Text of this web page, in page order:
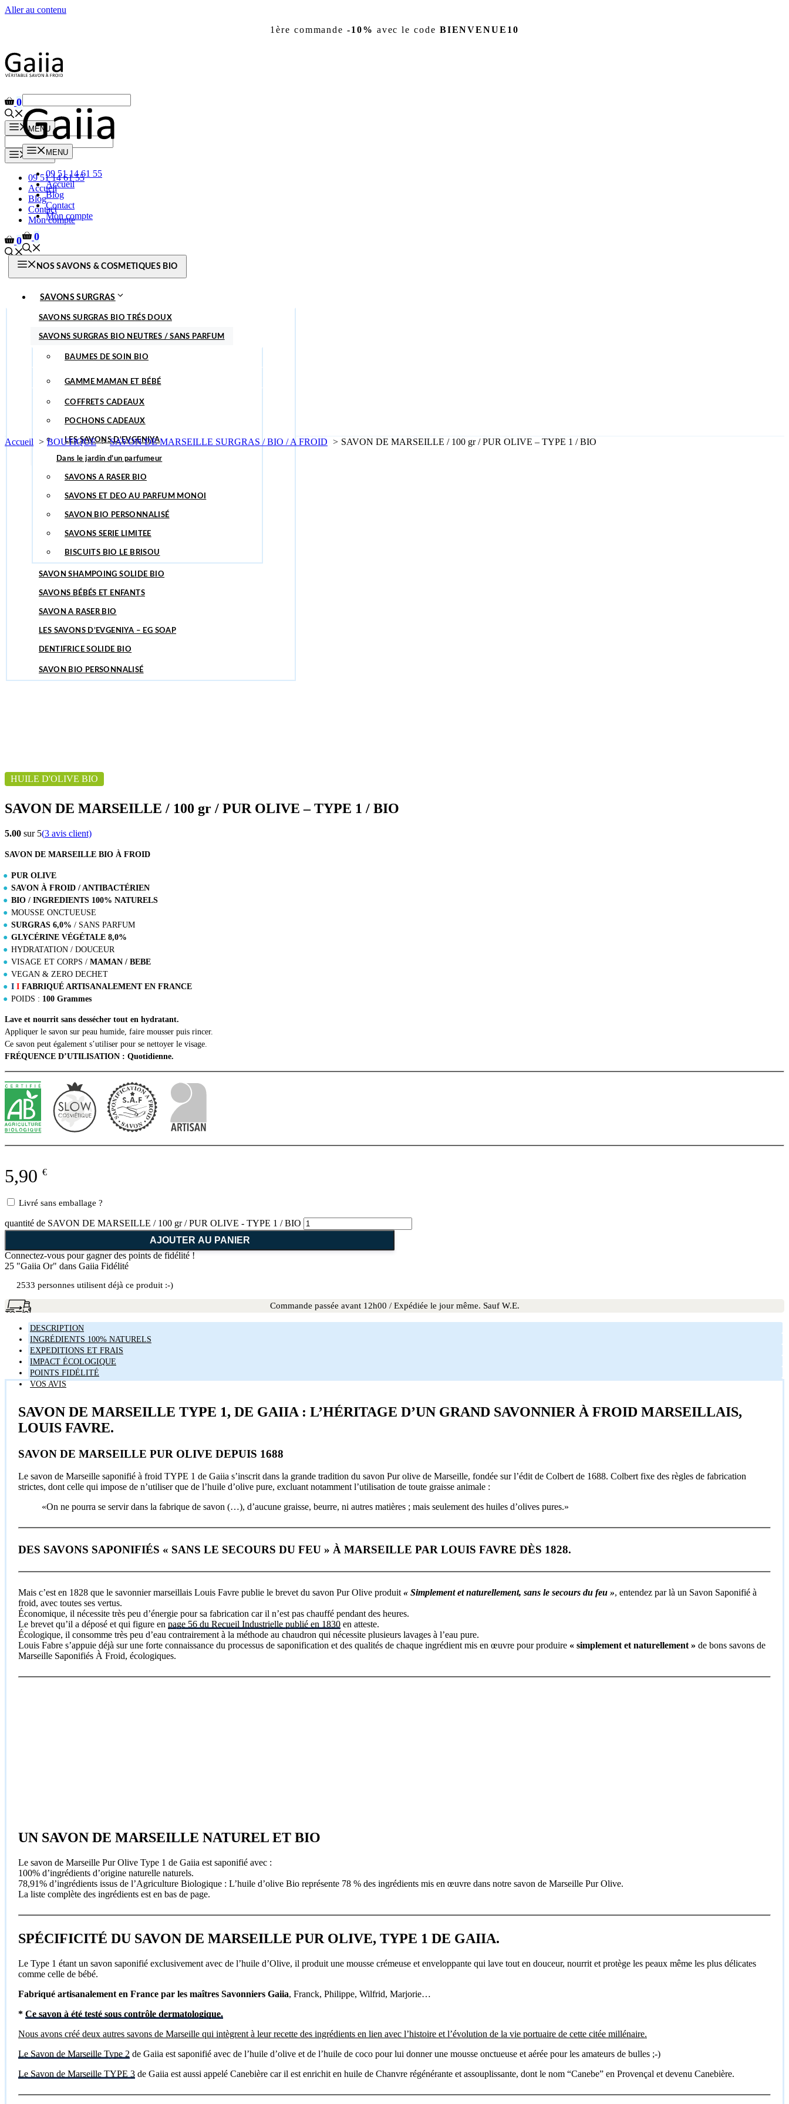
Aller au contenu
1ère commande-10% avec le code BIENVENUE10
0
MENU
MENU
09 51 14 61 55
Accueil
Blog
Contact
Mon compte
0
MENU
09 51 14 61 55
Accueil
Blog
Contact
Mon compte
0
NOS SAVONS & COSMETIQUES BIO
SAVONS SURGRAS
SAVONS SURGRAS BIO TRÉS DOUX
SAVONS SURGRAS BIO NEUTRES / SANS PARFUM
SAVON SURGRAS BIO AU CURCUMA
SAVON ARBORIMIX 17 PLANTES
SAVONS ET DEO AU PARFUM MONOI
SAVONS DE MARSEILLE BIO
SAVONS TYPE ALEP BIO
CHUTES DE SAVONS
SAVON MAINS
SAVON POUR LA VAISSELLE
SAVONS ET SOINS AU TILLEUL
SAVON SHAMPOING SOLIDE BIO
SAVONS BÉBÉS ET ENFANTS
SAVON A RASER BIO
LES SAVONS D’EVGENIYA – EG SOAP
DENTIFRICE SOLIDE BIO
SAVON BIO PERSONNALISÉ
DÉODORANTS
BAUMES ET HUILES DE SOINS
BAUMES DE SOIN BIO
BAUMES A LEVRES BIO
HUILES BIO
EAU DE ROSE DAMAS BIO
LES ROUTINES
GAMME MAMAN ET BÉBÉ
ROUTINES ECZÉMA ÉFFICACE !
SAVONS A RASER BIO
HUILES ÉMOLLIENTES BIO
IDÉES CADEAUX
COFFRETS CADEAUX
POCHONS CADEAUX
LES SAVONS D’EVGENIYA
Dans le jardin d’un parfumeur
SAVONS A RASER BIO
SAVONS ET DEO AU PARFUM MONOI
SAVON BIO PERSONNALISÉ
SAVONS SERIE LIMITEE
BISCUITS BIO LE BRISOU
ACCESSOIRES
QUEL PRODUIT / USAGES
Accueil BOUTIQUE SAVON DE MARSEILLE SURGRAS / BIO / A FROID SAVON DE MARSEILLE / 100 gr / PUR OLIVE – TYPE 1 / BIO
HUILE D'OLIVE BIO
SAVON DE MARSEILLE / 100 gr / PUR OLIVE – TYPE 1 / BIO
5.00 sur 5(3 avis client)
SAVON DE MARSEILLE BIO À FROID
PUR OLIVE
SAVON À FROID / ANTIBACTÉRIEN
BIO / INGREDIENTS 100% NATURELS
MOUSSE ONCTUEUSE
SURGRAS 6,0% / SANS PARFUM
GLYCÉRINE VÉGÉTALE 8,0%
HYDRATATION / DOUCEUR
VISAGE ET CORPS /MAMAN / BEBE
VEGAN & ZERO DECHET
I I FABRIQUÉ ARTISANALEMENT EN FRANCE
POIDS : 100 Grammes
Lave et nourrit sans dessécher tout en hydratant.
Appliquer le savon sur peau humide, faire mousser puis rincer.
Ce savon peut également s’utiliser pour se nettoyer le visage.
FRÉQUENCE D’UTILISATION : Quotidienne.
5,90 €
Livré sans emballage ?
quantité de SAVON DE MARSEILLE / 100 gr / PUR OLIVE - TYPE 1 / BIO
AJOUTER AU PANIER
Connectez-vous pour gagner des points de fidélité !
25 "Gaiia Or" dans Gaiia Fidélité
2533 personnes utilisent déjà ce produit :-)
Commande passée avant 12h00 / Expédiée le jour même. Sauf W.E.
DESCRIPTION
INGRÉDIENTS 100% NATURELS
EXPEDITIONS ET FRAIS
IMPACT ÉCOLOGIQUE
POINTS FIDÉLITÉ
VOS AVIS
SAVON DE MARSEILLE TYPE 1, DE GAIIA : L’HÉRITAGE D’UN GRAND SAVONNIER À FROID MARSEILLAIS,
LOUIS FAVRE.
SAVON DE MARSEILLE PUR OLIVE DEPUIS 1688
Le savon de Marseille saponifié à froid TYPE 1 de Gaiia s’inscrit dans la grande tradition du savon Pur olive de Marseille, fondée sur l’édit de Colbert de 1688. Colbert fixe des règles de fabrication
strictes, dont celle qui impose de n’utiliser que de l’huile d’olive pure, excluant notamment l’utilisation de toute graisse animale :
«On ne pourra se servir dans la fabrique de savon (…), d’aucune graisse, beurre, ni autres matières ; mais seulement des huiles d’olives pures.»
DES SAVONS SAPONIFIÉS « SANS LE SECOURS DU FEU » À MARSEILLE PAR LOUIS FAVRE DÈS 1828.
Mais c’est en 1828 que le savonnier marseillais Louis Favre publie le brevet du savon Pur Olive produit« Simplement et naturellement, sans le secours du feu », entendez par là un Savon Saponifié à
froid, avec toutes ses vertus.
Économique, il nécessite très peu d’énergie pour sa fabrication car il n’est pas chauffé pendant des heures.
Le brevet qu’il a déposé et qui figure en page 56 du Recueil Industrielle publié en 1830 en atteste.
Écologique, il consomme très peu d’eau contrairement à la méthode au chaudron qui nécessite plusieurs lavages à l’eau pure.
Louis Fabre s’appuie déjà sur une forte connaissance du processus de saponification et des qualités de chaque ingrédient mis en œuvre pour produire « simplement et naturellement » de bons savons de
Marseille Saponifiés À Froid, écologiques.
UN SAVON DE MARSEILLE NATUREL ET BIO
Le savon de Marseille Pur Olive Type 1 de Gaiia est saponifié avec :
100% d’ingrédients d’origine naturelle naturels.
78,91% d’ingrédients issus de l’Agriculture Biologique : L’huile d’olive Bio représente 78 % des ingrédients mis en œuvre dans notre savon de Marseille Pur Olive.
La liste complète des ingrédients est en bas de page.
SPÉCIFICITÉ DU SAVON DE MARSEILLE PUR OLIVE, TYPE 1 DE GAIIA.
Le Type 1 étant un savon saponifié exclusivement avec de l’huile d’Olive, il produit une mousse crémeuse et enveloppante qui lave tout en douceur, nourrit et protège les peaux même les plus délicates
comme celle de bébé.
Fabriqué artisanalement en France par les maîtres Savonniers Gaiia, Franck, Philippe, Wilfrid, Marjorie…
* Ce savon à été testé sous contrôle dermatologique.
Nous avons créé deux autres savons de Marseille qui intègrent à leur recette des ingrédients en lien avec l’histoire et l’évolution de la vie portuaire de cette citée millénaire.
Le Savon de Marseille Type 2 de Gaiia est saponifié avec de l’huile d’olive et de l’huile de coco pour lui donner une mousse onctueuse et aérée pour les amateurs de bulles ;-)
Le Savon de Marseille TYPE 3 de Gaiia est aussi appelé Canebière car il est enrichit en huile de Chanvre régénérante et assouplissante, dont le nom “Canebe” en Provençal et devenu Canebière.